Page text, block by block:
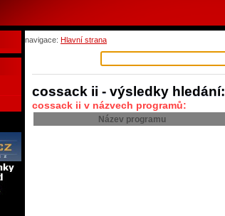
navigace: Hlavní strana
cossack ii - výsledky hledání:
cossack ii v názvech programů:
Název programu